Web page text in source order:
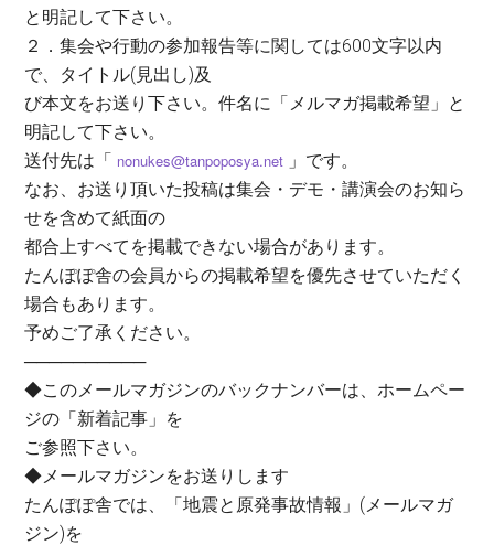
と明記して下さい。
２．集会や行動の参加報告等に関しては600文字以内
で、タイトル(見出し)及
び本文をお送り下さい。件名に「メルマガ掲載希望」と
明記して下さい。
送付先は「 nonukes@tanpoposya.net 」です。
なお、お送り頂いた投稿は集会・デモ・講演会のお知ら
せを含めて紙面の
都合上すべてを掲載できない場合があります。
たんぽぽ舎の会員からの掲載希望を優先させていただく
場合もあります。
予めご了承ください。
──────────
◆このメールマガジンのバックナンバーは、ホームペー
ジの「新着記事」を
ご参照下さい。
◆メールマガジンをお送りします
たんぽぽ舎では、「地震と原発事故情報」(メールマガ
ジン)を